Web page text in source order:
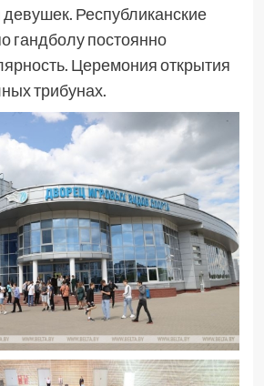
Республиканские
гандболу постоянно
Церемония открытия
трибунах.